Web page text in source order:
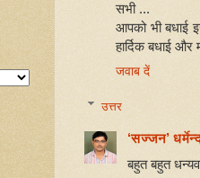
सभी ...
आपको भी बधाई
हार्दिक बधाई
जवाब दें
उत्तर
‘सज्जन’
बहुत बहुत